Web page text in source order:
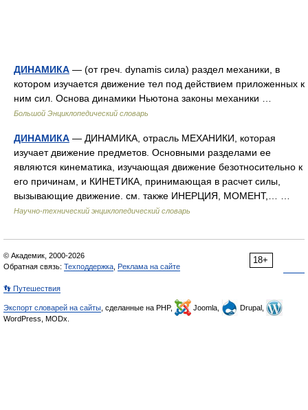
ДИНАМИКА — (от греч. dynamis сила) раздел механики, в
котором изучается движение тел под действием приложенных к
ним сил. Основа динамики Ньютона законы механики …
Большой Энциклопедический словарь
ДИНАМИКА — ДИНАМИКА, отрасль МЕХАНИКИ, которая
изучает движение предметов. Основными разделами ее
являются кинематика, изучающая движение безотносительно к
его причинам, и КИНЕТИКА, принимающая в расчет силы,
вызывающие движение. см. также ИНЕРЦИЯ, МОМЕНТ,… …
Научно-технический энциклопедический словарь
18+
© Академик, 2000-2026
Обратная связь: Техподдержка Реклама на сайте
👣 Путешествия
Экспорт словарей на сайты , сделанные на PHP, Joomla,
Drupal,
WordPress, MODx.